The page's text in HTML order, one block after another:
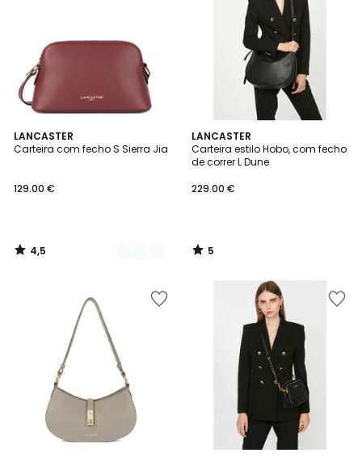
LANCASTER
Carteira com fecho S Sierra Jia
129.00 €
4,5
/ 5
2
Cores
4,5
/
LANCASTER
Carteira estilo Hobo, com fecho
de correr L Dune
229.00 €
5
/
5
5
/